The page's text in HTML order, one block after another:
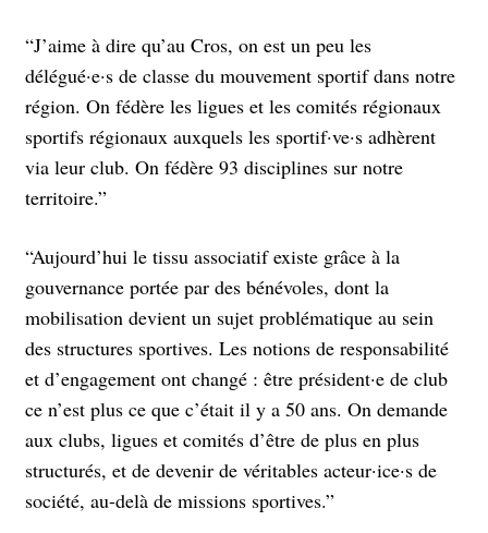
“J’aime à dire qu’au Cros, on est un peu les
délégué·e·s de classe du mouvement sportif dans notre
région. On fédère les ligues et les comités régionaux
sportifs régionaux auxquels les sportif·ve·s adhèrent
via leur club. On fédère 93 disciplines sur notre
territoire.”
“Aujourd’hui le tissu associatif existe grâce à la
gouvernance portée par des bénévoles, dont la
mobilisation devient un sujet problématique au sein
des structures sportives. Les notions de responsabilité
et d’engagement ont changé : être président·e de club
ce n’est plus ce que c’était il y a 50 ans. On demande
aux clubs, ligues et comités d’être de plus en plus
structurés, et de devenir de véritables acteur·ice·s de
société, au-delà de missions sportives.”